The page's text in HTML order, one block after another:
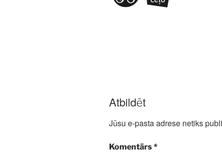
Atbildēt
Jūsu e-pasta adrese netiks
Komentārs*